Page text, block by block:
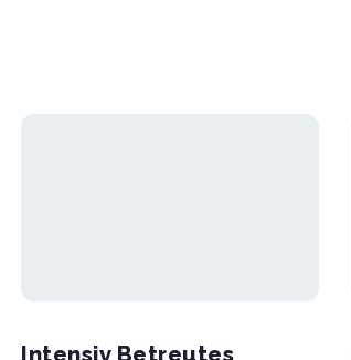
Intensiv Betreutes